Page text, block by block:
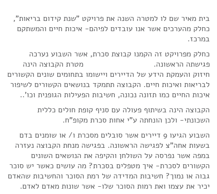
בית מאיר שם לו למטרה השנה את פרויקט "שנת קידום בריאות",
כחלק מהערכים אשר אנו עובדים לפיהם- איכות חיים והמשתקם
במרכז.
כחלק מפרויקט זה הקמנו קבוצת סכרת, אשר השבוע נערכה
פגישתה הראשונה. מטרת הקבוצה הינה
חיזוק והעמקת הידע של הדיירים ויישומו בתחומים שונים הקשורים
לבריאות ואיכות חיים. הקבוצה תתמקד בנושאים הקשורים לשיפור
איכות החיים כמו תזונה נכונה, חשיבות הפעילות הגופנית וכו'..
הקבוצה הינה בשיתוף פעולה עם סניף קופת חולים כללית
השכונתי- ולכן הונחתה ע"י אחות סכרת מקופ"ח.
השבוע הגיעו 9 דיירים אשר סובלים מסכרת ו/ או שומנים בדם
בשעות אחה"צ לפגישה הראשונה. בפגישה מנחת הקבוצה נעזרה
במפה אשר נפרסה על השולחן והקיפה את הנושאים השונים
הקשורים לסכרת- איך מטפלים בסכרת? מה עושים כאשר יש סוכר
גבוה או נמוך? חשיבות המדידה של רמת הסוכר והחשיבות שהאדם
יכיר את עצמו ואת רמות הסוכר שלו- אשר שונות מאדם לאדם.